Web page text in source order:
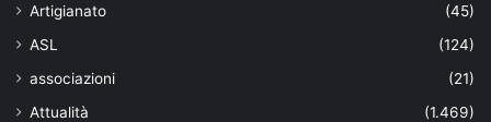
Artigianato
(45)
ASL
(124)
associazioni
(21)
Attualità
(1.469)